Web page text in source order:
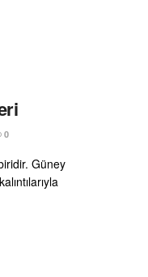
0
Güney